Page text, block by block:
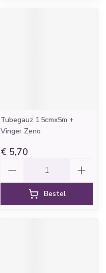
Tubegauz 1,5cmx5m +
Vinger Zeno
€ 5,70
Bestel